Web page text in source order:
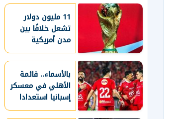
المنافسات
الأوروبية
11 مليون دولار
تشعل خلافًا بين
مدن أمريكية
و"فيفا" بعد
مونديال 2026
بالأسماء.. قائمة
الأهلي في معسكر
إسبانيا استعدادا
للموسم الجديد